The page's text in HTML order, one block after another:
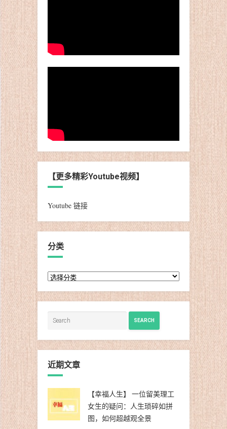
【更多精彩Youtube视频】
Youtube 链接
分类
分
SEARCH
近期文章
【幸福人生】 一位留美理工
女生的疑问：人生琐碎如拼
图，如何超越观全景